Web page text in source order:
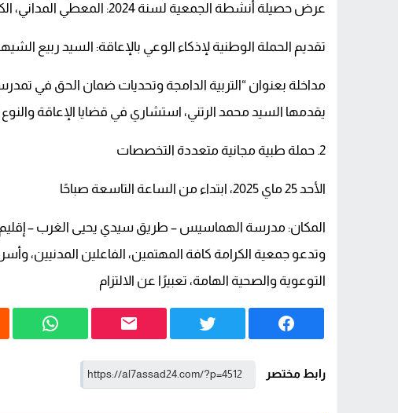
عرض حصيلة أنشطة الجمعية لسنة 2024: المعطي المداني، الكاتب العام
تقديم الحملة الوطنية لإذكاء الوعي بالإعاقة: السيد ربيع
مداخلة بعنوان “التربية الدامجة وتحديات ضمان الحق في
يقدمها السيد محمد الرتني، استشاري في قضايا الإعاقة والنوع
2. حملة طبية مجانية متعددة التخصصات
الأحد 25 ماي 2025، ابتداء من الساعة التاسعة صباحًا
المكان: مدرسة الهماسيس – طريق سيدي يحيى الغرب – إقليم
وتدعو جمعية الكرامة كافة المهتمين، الفاعلين
التوعوية والصحية الهامة، تعبيرًا عن الالتزام
رابط مختصر